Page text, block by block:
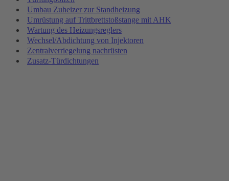
Umbau Zuheizer zur Standheizung
Umrüstung auf Trittbrettstoßstange mit AHK
Wartung des Heizungsreglers
Wechsel/Abdichtung von Injektoren
Zentralverriegelung nachrüsten
Zusatz-Türdichtungen